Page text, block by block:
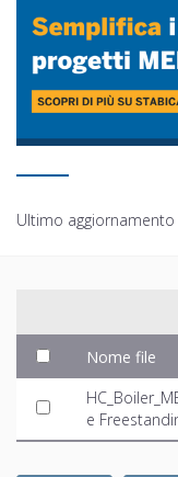
Ultimo aggiornamento
Nome file
e